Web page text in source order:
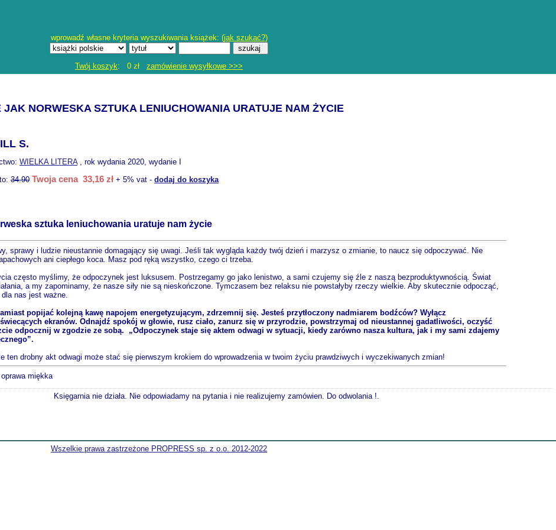
wprowadź własne kryteria wyszukiwania książek: (jak szukać?)
Twój koszyk: 0 zł zamówienie wysyłkowe >>>
JAK NORWESKA SZTUKA LENIUCHOWANIA URATUJE NAM ŻYCIE
S.
WIELKA LITERA, rok wydania 2020, wydanie I
34.90 Twoja cena 33,16 zł + 5% vat - dodaj do koszyka
sztuka leniuchowania uratuje nam życie
sprawy i ludzie nieustannie domagający się uwagi. Jeśli tak wygląda każdy twój dzień i marzysz o zmianie, to naucz się odpoczywać. Nie
ani ciepłego koca. Masz pod ręką wszystko, czego ci trzeba.
często myślimy, że odpoczynek jest luksusem. Postrzegamy go jako lenistwo, a sami czujemy się źle z naszą bezproduktywnością. Świat
a my zapominamy, że nasze siły nie są nieskończone. Tymczasem bez relaksu nie powstałyby rzeczy wielkie. Aby skutecznie odpocząć,
nas jest ważne.
popijać kolejną kawę napojem energetyzującym, zdrzemnij się. Jesteś przytłoczony nadmiarem bodźców? Wyłącz
ekranów. Odnajdź spokój w głowie, rusz ciało, zanurz się w przyrodzie, powstrzymaj od nieustannej gadatliwości, oczyść
odpocznij w zgodzie ze sobą. „Odpoczynek staje się aktem odwagi w sytuacji, kiedy zarówno nasza kultura, jak i my sami zdajemy
ten drobny akt odwagi może stać się pierwszym krokiem do wprowadzenia w twoim życiu prawdziwych i wyczekiwanych zmian!
miękka
Księgarnia nie działa. Nie odpowiadamy na pytania i nie realizujemy zamówien. Do odwolania !.
Wszelkie prawa zastrzeżone PROPRESS sp. z o.o. 2012-2022